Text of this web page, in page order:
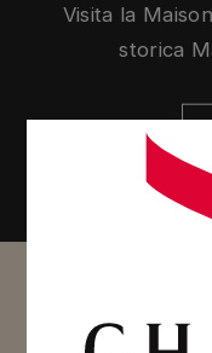
Visita la
storica